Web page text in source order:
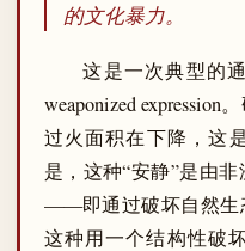
的文化暴力。
这是一次典型的
weaponized
过火面积在下降，这
是，这种“安静”是由
——即通过破坏自然生
这种用一个结构性破